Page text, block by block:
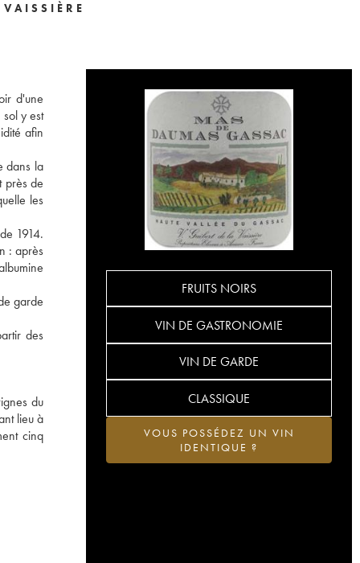
d'une
y est
afin
dans la
près de
les
1914.
: après
garde
des
du
lieu à
cinq
FRUITS NOIRS
VIN DE GASTRONOMIE
VIN DE GARDE
CLASSIQUE
VOUS POSSÉDEZ UN VIN
IDENTIQUE ?